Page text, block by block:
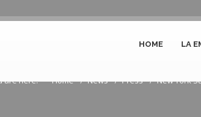
HOME LA
Intelligent Supply
are here: Home News Press New York